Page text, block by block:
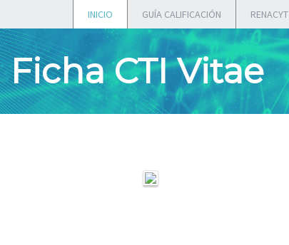
INICIO GUÍA CALIFICACIÓN RENACYT
Ficha CTI Vitae